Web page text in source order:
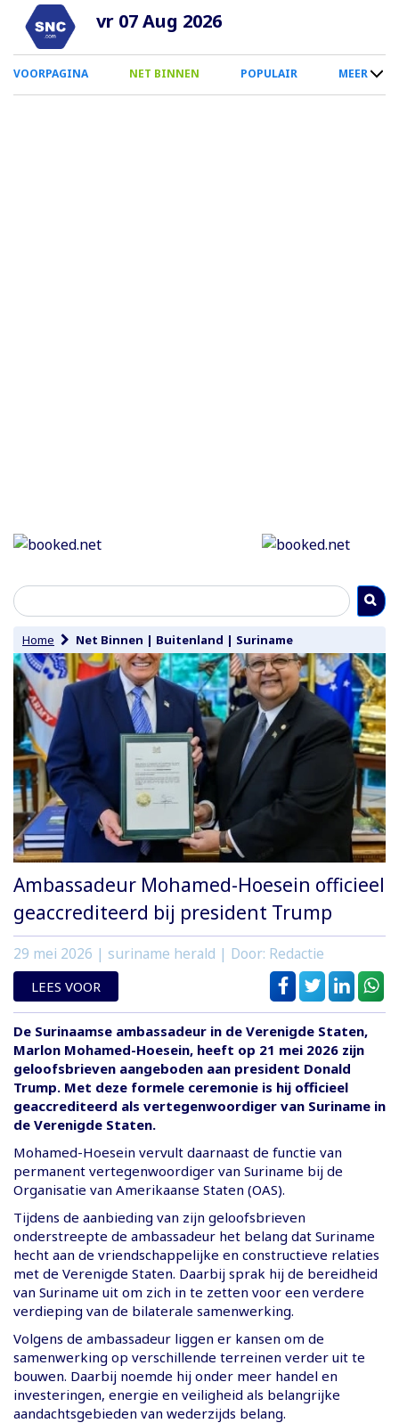
Overslaan
naar
inhoud
vr 07 Aug 2026
0
Smartphone
VOORPAGINA NET BINNEN POPULAIR MEER
Home Net Binnen | Buitenland | Suriname
Ambassadeur Mohamed-Hoesein officieel
geaccrediteerd bij president Trump
29 mei 2026 | suriname herald | Door: Redactie
LEES VOOR
De Surinaamse ambassadeur in de Verenigde Staten,
Marlon Mohamed-Hoesein, heeft op 21 mei 2026 zijn
geloofsbrieven aangeboden aan president Donald
Trump. Met deze formele ceremonie is hij officieel
geaccrediteerd als vertegenwoordiger van Suriname in
de Verenigde Staten.
Mohamed-Hoesein vervult daarnaast de functie van
permanent vertegenwoordiger van Suriname bij de
Organisatie van Amerikaanse Staten (OAS).
Tijdens de aanbieding van zijn geloofsbrieven
onderstreepte de ambassadeur het belang dat Suriname
hecht aan de vriendschappelijke en constructieve relaties
met de Verenigde Staten. Daarbij sprak hij de bereidheid
van Suriname uit om zich in te zetten voor een verdere
verdieping van de bilaterale samenwerking.
Volgens de ambassadeur liggen er kansen om de
samenwerking op verschillende terreinen verder uit te
bouwen. Daarbij noemde hij onder meer handel en
investeringen, energie en veiligheid als belangrijke
aandachtsgebieden van wederzijds belang.